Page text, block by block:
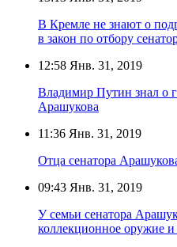
В Кремле не знают о
в закон по отбору
12:58 Янв. 31, 2019
Владимир Путин знал о
Арашукова
11:36 Янв. 31, 2019
Отца сенатора
09:43 Янв. 31, 2019
У семьи сенатора
коллекционное оружие